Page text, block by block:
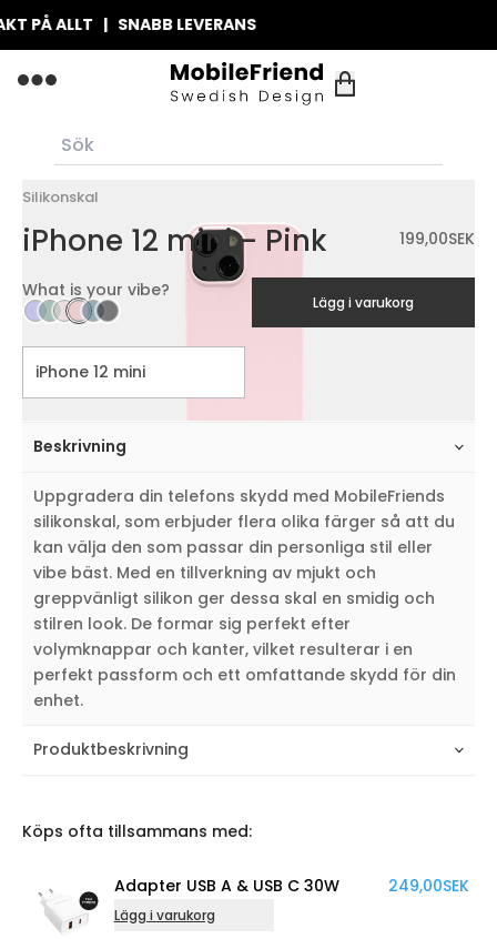
ALLT | SNABB LEVERANS
Silikonskal
iPhone 12 mini - Pink 199,00SEK
What is your vibe?
Lägg i varukorg
Beskrivning
Uppgradera din telefons skydd med MobileFriends
silikonskal, som erbjuder flera olika färger så att du
kan välja den som passar din personliga stil eller
vibe bäst. Med en tillverkning av mjukt och
greppvänligt silikon ger dessa skal en smidig och
stilren look. De formar sig perfekt efter
volymknappar och kanter, vilket resulterar i en
perfekt passform och ett omfattande skydd för din
enhet.
Produktbeskrivning
Köps ofta tillsammans med:
Adapter USB A & USB C 30W
Lägg i varukorg
249,00